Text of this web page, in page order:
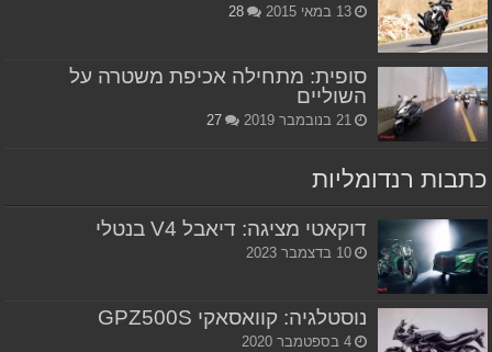
13 במאי 2015 28
סופית: מתחילה אכיפת משטרה על
השוליים
21 בנובמבר 2019 27
כתבות רנדומליות
דוקאטי מציגה: דיאבל V4 בנטלי
10 בדצמבר 2023
נוסטלגיה: קוואסאקי GPZ500S
4 בספטמבר 2020